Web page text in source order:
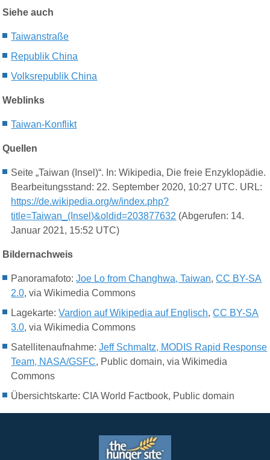
Siehe auch
Taiwanstraße
Republik China
Volksrepublik China
Weblinks
Taiwan-Konflikt
Quellen
Seite „Taiwan (Insel)“. In: Wikipedia, Die freie Enzyklopädie.
Bearbeitungsstand: 22. September 2020, 10:27 UTC. URL:
https://de.wikipedia.org/w/index.php?
title=Taiwan_(Insel)&oldid=203877632 (Abgerufen: 14.
Januar 2021, 15:52 UTC)
Bildernachweis
Panoramafoto:Joe Lo from Changhwa, Taiwan,CC BY-SA
2.0, via Wikimedia Commons
Lagekarte:Vardion auf Wikipedia auf Englisch,CC BY-SA
3.0, via Wikimedia Commons
Satellitenaufnahme:Jeff Schmaltz, MODIS Rapid Response
Team, NASA/GSFC, Public domain, via Wikimedia
Commons
Übersichtskarte: CIA World Factbook, Public domain